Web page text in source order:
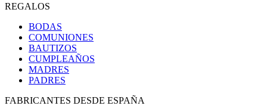
REGALOS
BODAS
COMUNIONES
BAUTIZOS
CUMPLEAÑOS
MADRES
PADRES
FABRICANTES DESDE ESPAÑA